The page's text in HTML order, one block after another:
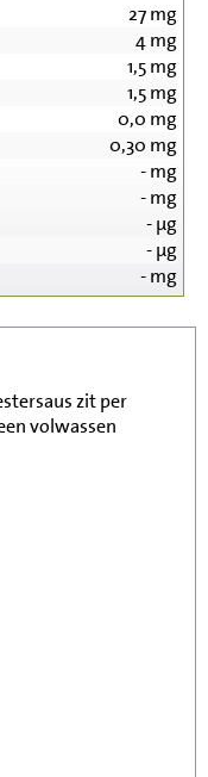
27mg
4mg
1,5mg
1,5mg
0,0 mg
0,30 mg
-mg
-mg
-µg
-µg
-mg
zit per
volwassen